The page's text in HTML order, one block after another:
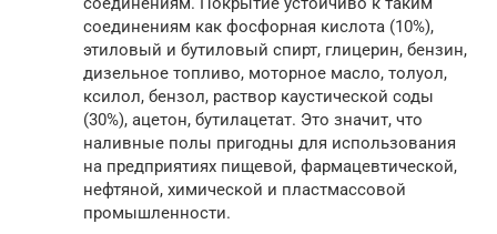
соединениям как фосфорная кислота (10%),
этиловый и бутиловый спирт, глицерин, бензин,
дизельное топливо, моторное масло, толуол,
ксилол, бензол, раствор каустической соды
(30%), ацетон, бутилацетат. Это значит, что
наливные полы пригодны для использования
на предприятиях пищевой, фармацевтической,
нефтяной, химической и пластмассовой
промышленности.